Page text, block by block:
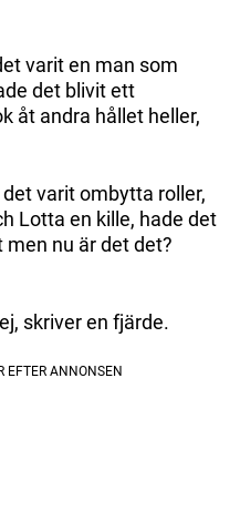
varit en man som
det blivit ett
åt andra hållet heller,
varit ombytta roller,
Lotta en kille, hade det
nu är det det?
skriver en fjärde.